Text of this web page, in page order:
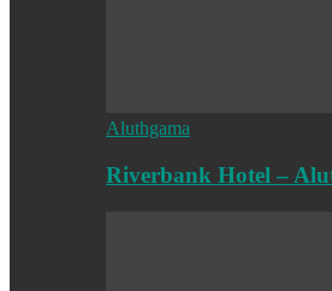
Aluthgama
Riverbank Hotel –